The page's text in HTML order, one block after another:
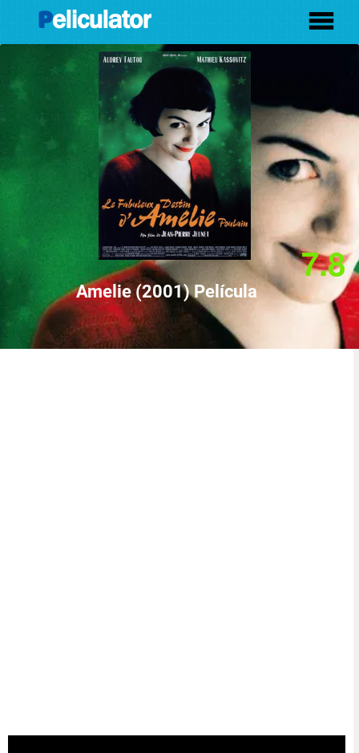
Amelie (2001) Película
7.8